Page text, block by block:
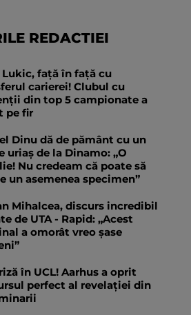
REDACTIEI
Lukic, față în față cu
carierei! Clubul cu
din top 5 campionate a
pe fir
Dinu dă de pământ cu un
uriaș de la Dinamo: „O
Nu credeam că poate să
un asemenea specimen”
Mihalcea, discurs incredibil
de UTA - Rapid: „Acest
a omorât vreo șase
în UCL! Aarhus a oprit
perfect al revelației din